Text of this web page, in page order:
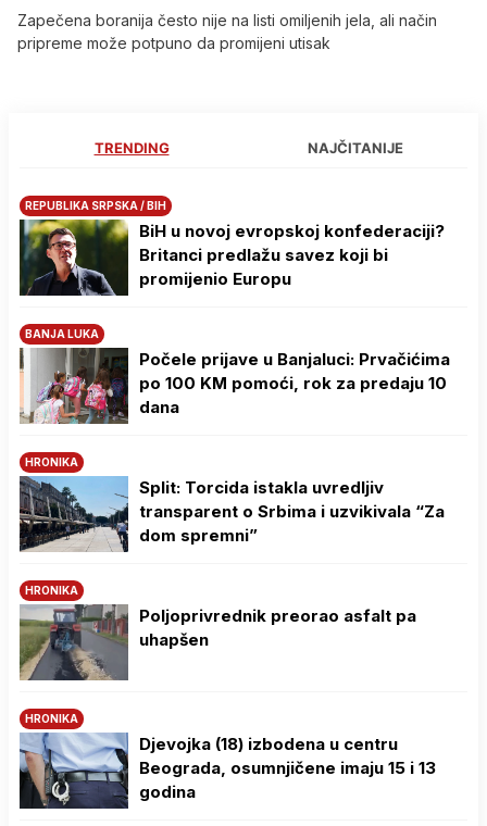
Zapečena boranija često nije na listi omiljenih jela, ali način
pripreme može potpuno da promijeni utisak
TRENDING NAJČITANIJE
REPUBLIKA SRPSKA / BIH
BiH u novoj evropskoj konfederaciji?
Britanci predlažu savez koji bi
promijenio Europu
BANJA LUKA
Počele prijave u Banjaluci: Prvačićima
po 100 KM pomoći, rok za predaju 10
dana
HRONIKA
Split: Torcida istakla uvredljiv
transparent o Srbima i uzvikivala “Za
dom spremni”
HRONIKA
Poljoprivrednik preorao asfalt pa
uhapšen
HRONIKA
Djevojka (18) izbodena u centru
Beograda, osumnjičene imaju 15 i 13
godina